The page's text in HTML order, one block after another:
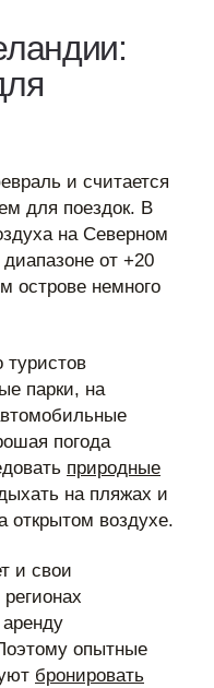
и считается
для поездок. В
на Северном
от +20
острове немного
парки, на
погода
природные
на пляжах и
открытом воздухе.
и свои
аренду
опытные
бронировать